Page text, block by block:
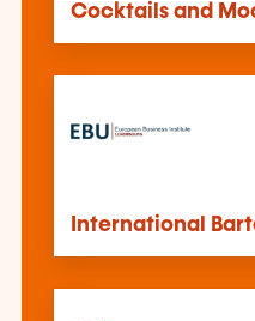
Cocktails and
International